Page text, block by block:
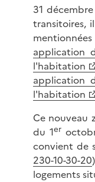
31
transitoires,
application
l'habitation
application
l'habitation
Ce nouveau
du 1er
convient de
230-10-30-20
logements